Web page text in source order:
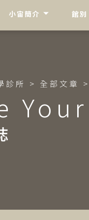
小宙簡介 館別
診所 > 全部文章 >